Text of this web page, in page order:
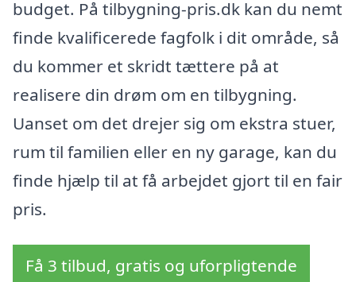
budget. På tilbygning-pris.dk kan du nemt
finde kvalificerede fagfolk i dit område, så
du kommer et skridt tættere på at
realisere din drøm om en tilbygning.
Uanset om det drejer sig om ekstra stuer,
rum til familien eller en ny garage, kan du
finde hjælp til at få arbejdet gjort til en fair
pris.
Få 3 tilbud, gratis og uforpligtende